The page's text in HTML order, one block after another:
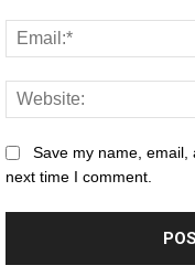
Save my name,
next time I comment.